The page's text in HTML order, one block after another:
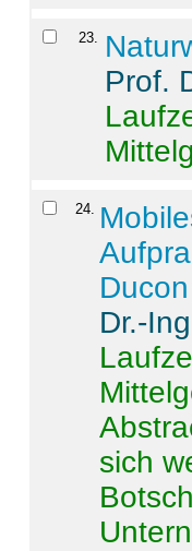
23.
Prof.
24.
Dr.-
sich